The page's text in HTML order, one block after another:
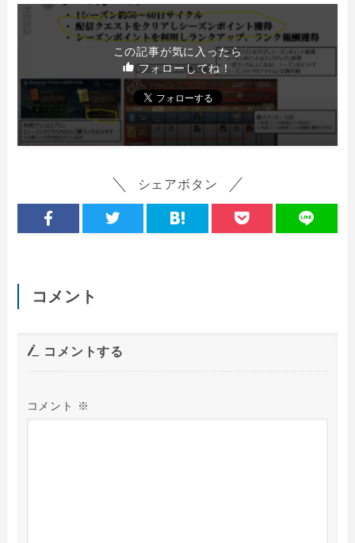
この記事が気に入ったら
フォローしてね！
シェアボタン
コメント
コメントする
コメント ※